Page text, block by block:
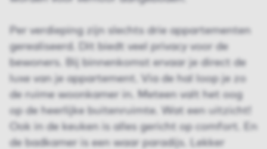
Per verdieping zijn slechts drie appartementen
gerealiseerd. Dit biedt veel privacy voor de
bewoners. Bij binnenkomst ervaar je direct de
luxe van je appartement. Via de hal loop je zo
de ruime woonkamer in. Meteen valt het oog
op de heerlijke buitenruimte. Wat een uitzicht!
Ook in de keuken is alles gericht op comfort. En
de badkamer is een waar paradijs. Lekker